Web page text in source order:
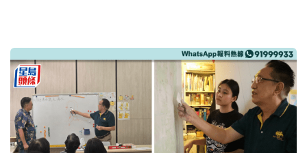
我要讚佢｜IT男前半生埋首電腦枱前 由基層文員做起
晉升護老院院長